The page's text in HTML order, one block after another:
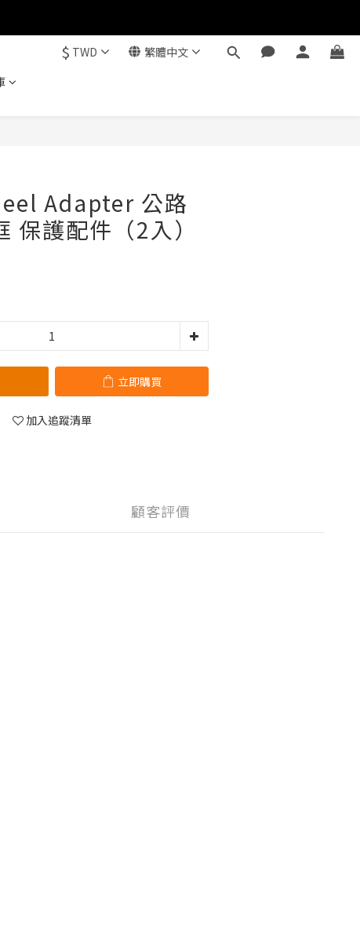
$ TWD 繁體中文
Adapter 公路
保護配件（2入）
立即購買
加入追蹤清單
顧客評價